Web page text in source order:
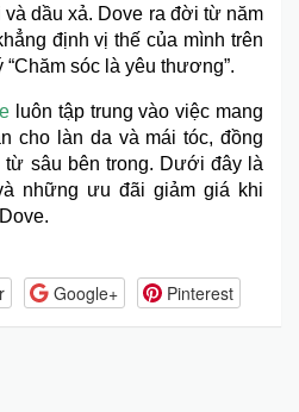
dầu xả. Dove ra đời từ năm
định vị thế của mình trên
sóc là yêu thương”.
luôn tập trung vào việc mang
cho làn da và mái tóc, đồng
sâu bên trong. Dưới đây là
những ưu đãi giảm giá khi
Google+ Pinterest